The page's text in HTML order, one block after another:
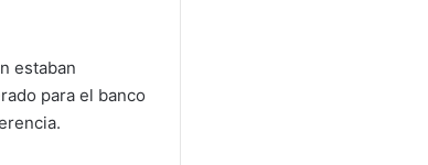
estaban
para el banco